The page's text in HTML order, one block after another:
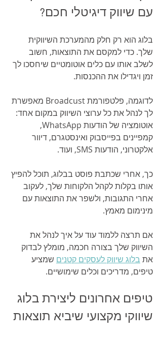
עם שיווק דיגיטלי חכם?
בלוג הוא רק חלק מהמערכת השיווקית
שלך. כדי למקסם את התוצאות, חשוב
לשלב אותו עם כלים אוטומטיים שיחסכו לך
זמן ויגדילו את ההכנסות.
לדוגמה, פלטפורמת Broadcust מאפשרת
לך לנהל את כל ערוצי השיווק במקום אחד:
אוטומציה של הודעות WhatsApp,
קמפיינים בפייסבוק ואינסטגרם, דיוור
אלקטרוני, הודעות SMS, ועוד.
כך, אחרי שכתבת פוסט בבלוג, תוכל להפיץ
אותו בקלות לקהל הלקוחות שלך, לעקוב
אחרי התגובות, ולשפר את התוצאות עם
מינימום מאמץ.
אם תרצה ללמוד עוד על איך לנהל את
השיווק שלך בצורה חכמה, מומלץ לבדוק
את בלוג שיווק לעסקים קטנים שמציע
טיפים, מדריכים וכלים שימושיים.
טיפים אחרונים ליצירת בלוג
שיווקי מקצועי שיביא תוצאות